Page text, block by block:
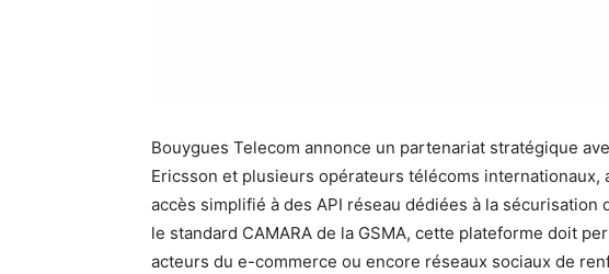
Bouygues Telecom annonce un partenariat stratégique
Ericsson et plusieurs opérateurs télécoms
accès simplifié à des API réseau dédiées à la
le standard CAMARA de la GSMA, cette plateforme doit
acteurs du e-commerce ou encore réseaux sociaux de